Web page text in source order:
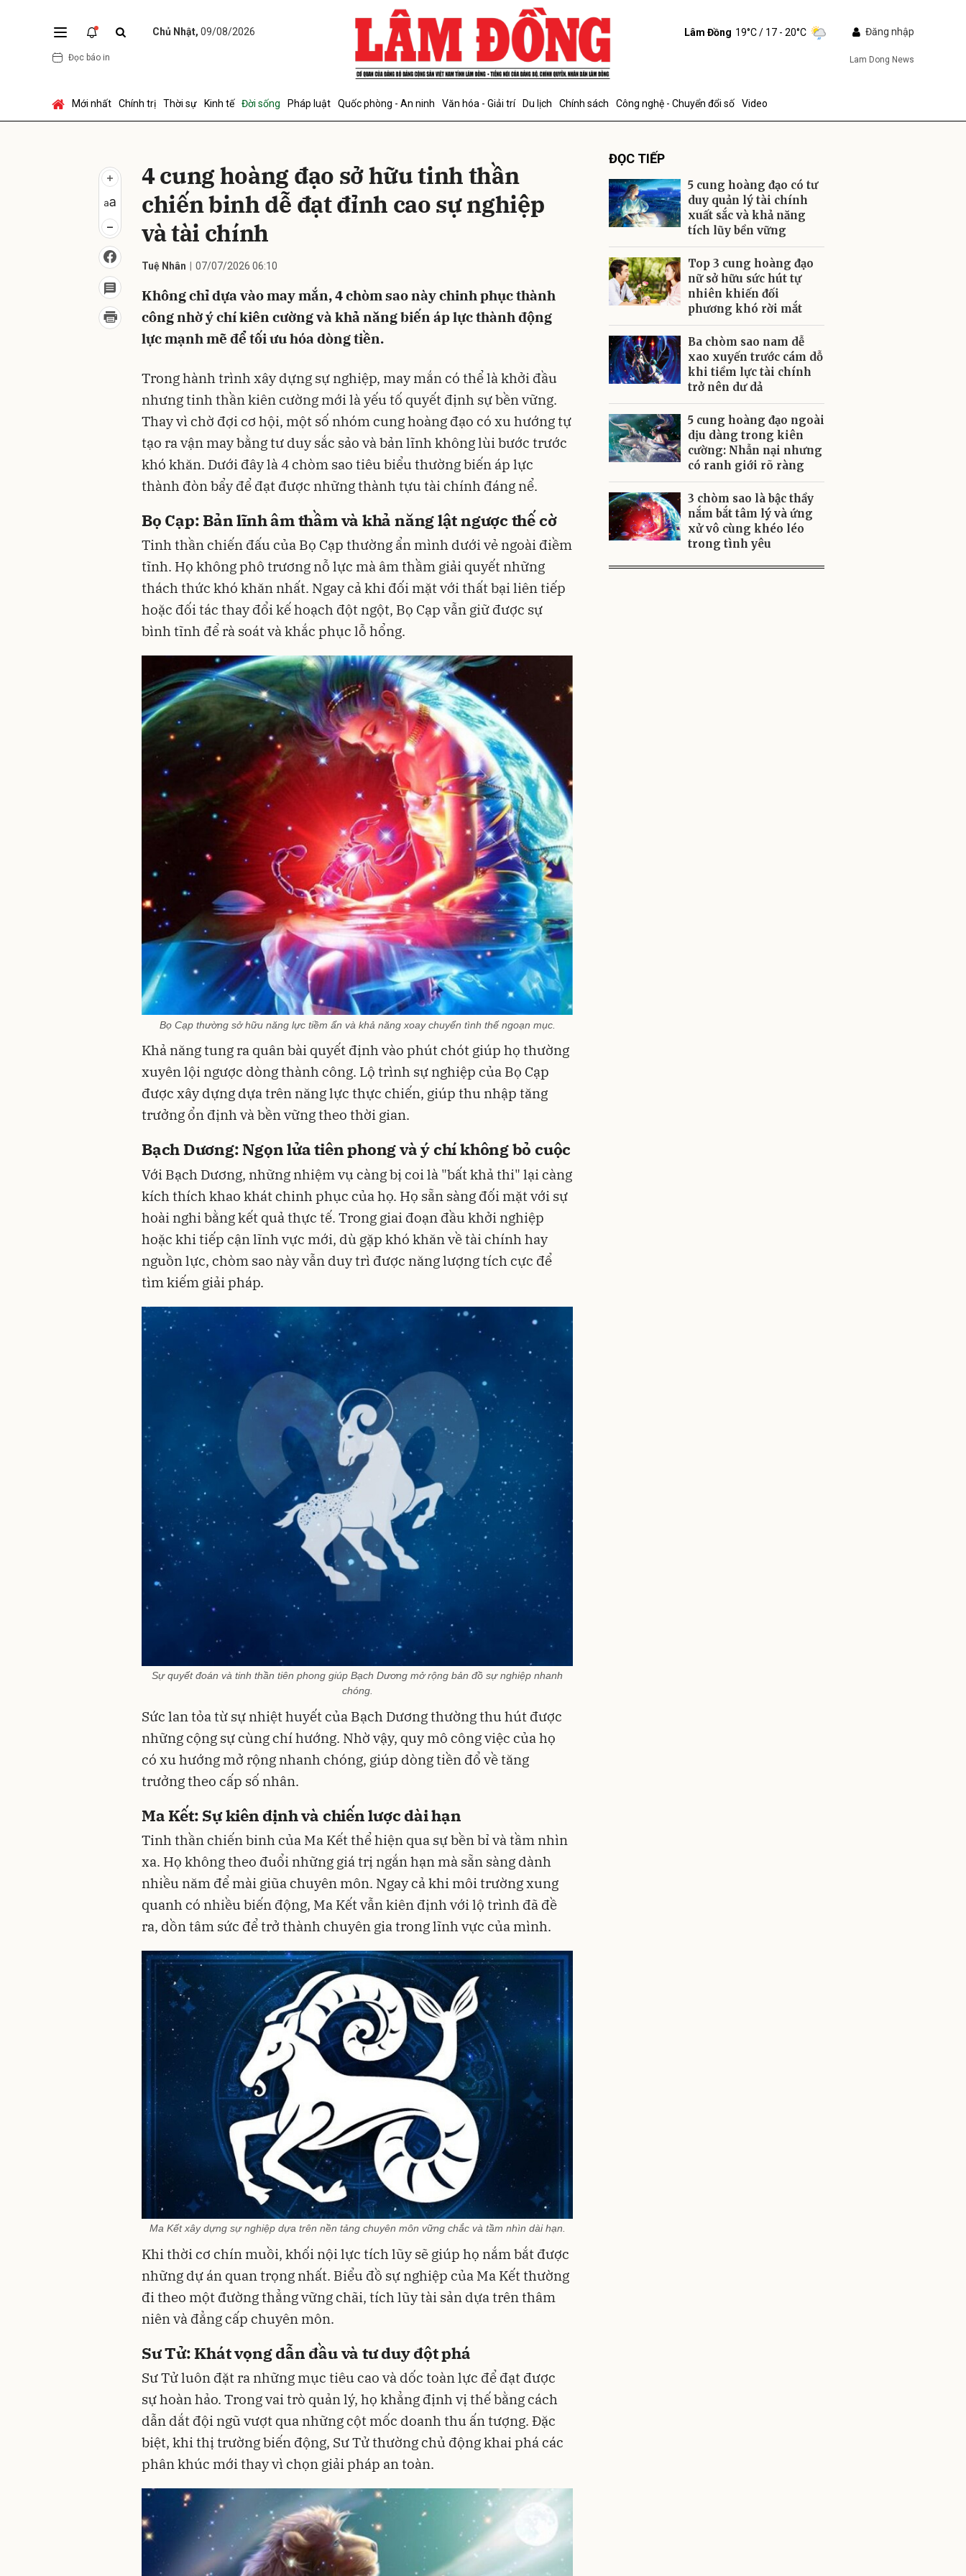
Chủ Nhật, 09/08/2026
Đọc báo in
Lâm Đồng 19°C/ 17 - 20°C Đăng nhập
Lam Dong News
Mới nhất Chính trị Thời sự Kinh tế Đời sống Pháp luật Quốc phòng - An ninh Văn hóa - Giải trí Du lịch Chính sách Công nghệ - Chuyển đổi số Video
4 cung hoàng đạo sở hữu tinh thần
chiến binh dễ đạt đỉnh cao sự nghiệp
và tài chính
Tuệ Nhân 07/07/2026 06:10
Không chỉ dựa vào may mắn, 4 chòm sao này chinh phục thành
công nhờ ý chí kiên cường và khả năng biến áp lực thành động
lực mạnh mẽ để tối ưu hóa dòng tiền.
Trong hành trình xây dựng sự nghiệp, may mắn có thể là khởi đầu
nhưng tinh thần kiên cường mới là yếu tố quyết định sự bền vững.
Thay vì chờ đợi cơ hội, một số nhóm cung hoàng đạo có xu hướng tự
tạo ra vận may bằng tư duy sắc sảo và bản lĩnh không lùi bước trước
khó khăn. Dưới đây là 4 chòm sao tiêu biểu thường biến áp lực
thành đòn bẩy để đạt được những thành tựu tài chính đáng nể.
Bọ Cạp: Bản lĩnh âm thầm và khả năng lật ngược thế cờ
Tinh thần chiến đấu của Bọ Cạp thường ẩn mình dưới vẻ ngoài điềm
tĩnh. Họ không phô trương nỗ lực mà âm thầm giải quyết những
thách thức khó khăn nhất. Ngay cả khi đối mặt với thất bại liên tiếp
hoặc đối tác thay đổi kế hoạch đột ngột, Bọ Cạp vẫn giữ được sự
bình tĩnh để rà soát và khắc phục lỗ hổng.
Bọ Cạp thường sở hữu năng lực tiềm ẩn và khả năng xoay chuyển tình thế ngoạn mục.
Khả năng tung ra quân bài quyết định vào phút chót giúp họ thường
xuyên lội ngược dòng thành công. Lộ trình sự nghiệp của Bọ Cạp
được xây dựng dựa trên năng lực thực chiến, giúp thu nhập tăng
trưởng ổn định và bền vững theo thời gian.
Bạch Dương: Ngọn lửa tiên phong và ý chí không bỏ cuộc
Với Bạch Dương, những nhiệm vụ càng bị coi là "bất khả thi" lại càng
kích thích khao khát chinh phục của họ. Họ sẵn sàng đối mặt với sự
hoài nghi bằng kết quả thực tế. Trong giai đoạn đầu khởi nghiệp
hoặc khi tiếp cận lĩnh vực mới, dù gặp khó khăn về tài chính hay
nguồn lực, chòm sao này vẫn duy trì được năng lượng tích cực để
tìm kiếm giải pháp.
Sự quyết đoán và tinh thần tiên phong giúp Bạch Dương mở rộng bản đồ sự nghiệp nhanh
chóng.
Sức lan tỏa từ sự nhiệt huyết của Bạch Dương thường thu hút được
những cộng sự cùng chí hướng. Nhờ vậy, quy mô công việc của họ
có xu hướng mở rộng nhanh chóng, giúp dòng tiền đổ về tăng
trưởng theo cấp số nhân.
Ma Kết: Sự kiên định và chiến lược dài hạn
Tinh thần chiến binh của Ma Kết thể hiện qua sự bền bỉ và tầm nhìn
xa. Họ không theo đuổi những giá trị ngắn hạn mà sẵn sàng dành
nhiều năm để mài giũa chuyên môn. Ngay cả khi môi trường xung
quanh có nhiều biến động, Ma Kết vẫn kiên định với lộ trình đã đề
ra, dồn tâm sức để trở thành chuyên gia trong lĩnh vực của mình.
Ma Kết xây dựng sự nghiệp dựa trên nền tảng chuyên môn vững chắc và tầm nhìn dài hạn.
Khi thời cơ chín muồi, khối nội lực tích lũy sẽ giúp họ nắm bắt được
những dự án quan trọng nhất. Biểu đồ sự nghiệp của Ma Kết thường
đi theo một đường thẳng vững chãi, tích lũy tài sản dựa trên thâm
niên và đẳng cấp chuyên môn.
Sư Tử: Khát vọng dẫn đầu và tư duy đột phá
Sư Tử luôn đặt ra những mục tiêu cao và dốc toàn lực để đạt được
sự hoàn hảo. Trong vai trò quản lý, họ khẳng định vị thế bằng cách
dẫn dắt đội ngũ vượt qua những cột mốc doanh thu ấn tượng. Đặc
biệt, khi thị trường biến động, Sư Tử thường chủ động khai phá các
phân khúc mới thay vì chọn giải pháp an toàn.
ĐỌC TIẾP
5 cung hoàng đạo có tư
duy quản lý tài chính
xuất sắc và khả năng
tích lũy bền vững
Top 3 cung hoàng đạo
nữ sở hữu sức hút tự
nhiên khiến đối
phương khó rời mắt
Ba chòm sao nam dễ
xao xuyến trước cám dỗ
khi tiềm lực tài chính
trở nên dư dả
5 cung hoàng đạo ngoài
dịu dàng trong kiên
cường: Nhẫn nại nhưng
có ranh giới rõ ràng
3 chòm sao là bậc thầy
nắm bắt tâm lý và ứng
xử vô cùng khéo léo
trong tình yêu
Gửi bình luận